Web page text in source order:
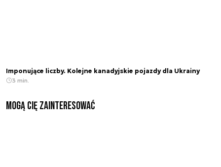
Imponujące liczby. Kolejne kanadyjskie pojazdy dla Ukrainy
3 min.
Mogą Cię zainteresować